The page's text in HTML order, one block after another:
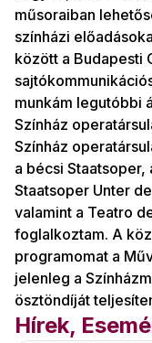
műsoraiban
színházi
között a Budapesti
munkám legutóbbi
Színház
Színház
a bécsi
Staatsoper Unter
valamint a Teatro
foglalkoztam. A
programomat a
jelenleg a
ösztöndíját
Hírek,